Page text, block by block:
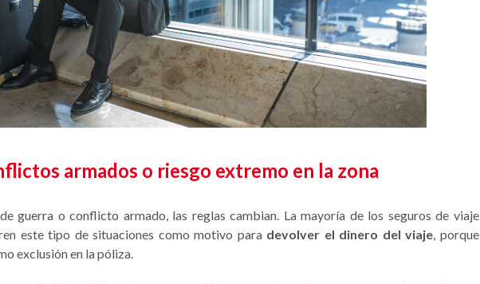
armados o riesgo extremo en la zona
guerra o conflicto armado, las reglas cambian. La mayoría de los seguros de viaje
este tipo de situaciones como motivo para devolver el dinero del viaje, porque
exclusión en la póliza.